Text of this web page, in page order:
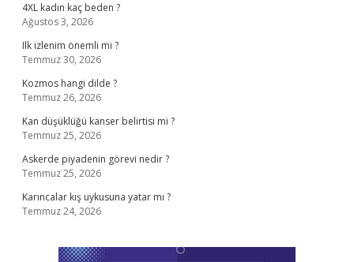
4XL kadın kaç beden ?
Ağustos 3, 2026
Ilk izlenim önemli mi ?
Temmuz 30, 2026
Kozmos hangi dilde ?
Temmuz 26, 2026
Kan düşüklüğü kanser belirtisi mi ?
Temmuz 25, 2026
Askerde piyadenin görevi nedir ?
Temmuz 25, 2026
Karıncalar kış uykusuna yatar mı ?
Temmuz 24, 2026